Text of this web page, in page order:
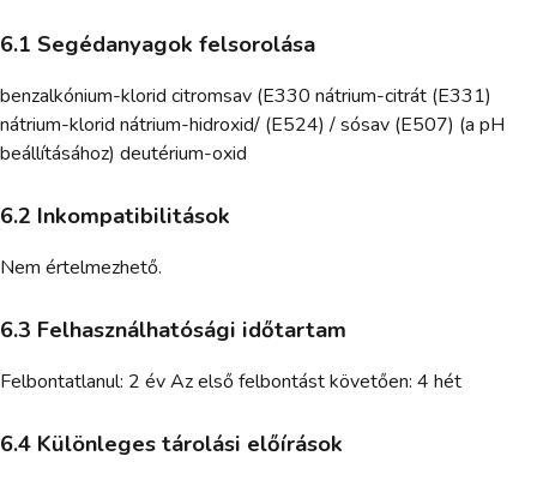
6.1 Segédanyagok felsorolása
benzalkónium-klorid citromsav (E330 nátrium-citrát (E331)
nátrium-klorid nátrium-hidroxid/ (E524) / sósav (E507) (a pH
beállításához) deutérium-oxid
6.2 Inkompatibilitások
Nem értelmezhető.
6.3 Felhasználhatósági időtartam
Felbontatlanul: 2 év Az első felbontást követően: 4 hét
6.4 Különleges tárolási előírások